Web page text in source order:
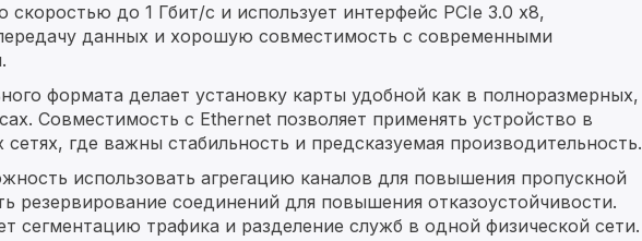
скоростью до 1 Гбит/с и использует интерфейс PCIe 3.0 x8,
данных и хорошую совместимость с современными
формата делает установку карты удобной как в полноразмерных,
Совместимость с Ethernet позволяет применять устройство в
где важны стабильность и предсказуемая производительность.
использовать агрегацию каналов для повышения пропускной
резервирование соединений для повышения отказоустойчивости.
сегментацию трафика и разделение служб в одной физической сети.